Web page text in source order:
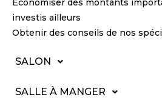
Économiser des montants
investis ailleurs
Obtenir des conseils de nos
SALON
SALLE À MANGER